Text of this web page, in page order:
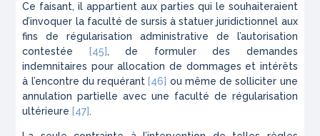
Ce faisant, il appartient aux parties qui le souhaiteraient
d’invoquer la faculté de sursis à statuer juridictionnel aux
fins de régularisation administrative de l’autorisation
contestée
[45], de formuler des demandes
indemnitaires pour allocation de dommages et intérêts
à l’encontre du requérant [46] ou même de solliciter une
annulation partielle avec une faculté de régularisation
ultérieure [47].